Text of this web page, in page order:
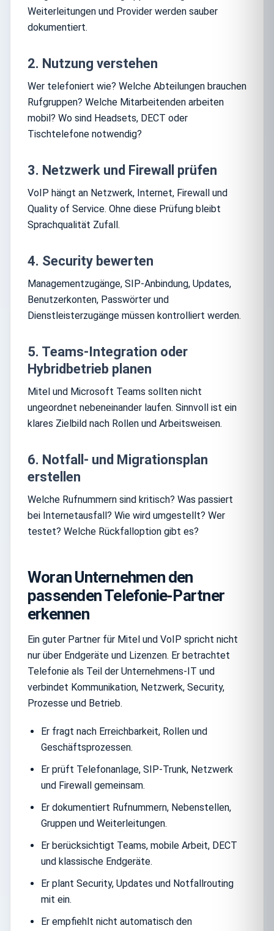
Weiterleitungen und Provider werden sauber
dokumentiert.
2. Nutzung verstehen
Wer telefoniert wie? Welche Abteilungen brauchen
Rufgruppen? Welche Mitarbeitenden arbeiten
mobil? Wo sind Headsets, DECT oder
Tischtelefone notwendig?
3. Netzwerk und Firewall prüfen
VoIP hängt an Netzwerk, Internet, Firewall und
Quality of Service. Ohne diese Prüfung bleibt
Sprachqualität Zufall.
4. Security bewerten
Managementzugänge, SIP-Anbindung, Updates,
Benutzerkonten, Passwörter und
Dienstleisterzugänge müssen kontrolliert werden.
5. Teams-Integration oder
Hybridbetrieb planen
Mitel und Microsoft Teams sollten nicht
ungeordnet nebeneinander laufen. Sinnvoll ist ein
klares Zielbild nach Rollen und Arbeitsweisen.
6. Notfall- und Migrationsplan
erstellen
Welche Rufnummern sind kritisch? Was passiert
bei Internetausfall? Wie wird umgestellt? Wer
testet? Welche Rückfalloption gibt es?
Woran Unternehmen den
passenden Telefonie-Partner
erkennen
Ein guter Partner für Mitel und VoIP spricht nicht
nur über Endgeräte und Lizenzen. Er betrachtet
Telefonie als Teil der Unternehmens-IT und
verbindet Kommunikation, Netzwerk, Security,
Prozesse und Betrieb.
Er fragt nach Erreichbarkeit, Rollen und
Geschäftsprozessen.
Er prüft Telefonanlage, SIP-Trunk, Netzwerk
und Firewall gemeinsam.
Er dokumentiert Rufnummern, Nebenstellen,
Gruppen und Weiterleitungen.
Er berücksichtigt Teams, mobile Arbeit, DECT
und klassische Endgeräte.
Er plant Security, Updates und Notfallrouting
mit ein.
Er empfiehlt nicht automatisch den